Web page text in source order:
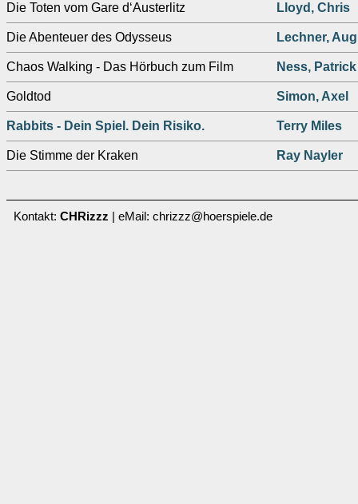
Die Toten vom Gare d‘Austerlitz Lloyd, Chris
Die Abenteuer des Odysseus Lechner,
Chaos Walking - Das Hörbuch zum Film Ness, Patrick
Goldtod Simon, Axel
Rabbits - Dein Spiel. Dein Risiko. Terry Miles
Die Stimme der Kraken Ray Nayler
Kontakt: CHRizzz | eMail: chrizzz@hoerspiele.de